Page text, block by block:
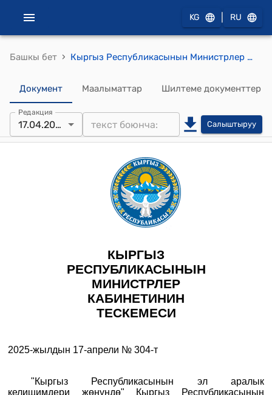
KG RU
Башкы бет › Кыргыз Республикасынын Министрлер Кабинетинин 2025-жылдын 17-апрелиндеги № 304-т (2018-жылдын 20-декабрында Нью-Йорк шаарында кабыл алынган Медиациянын натыйжа- сында жетишилген эл аралык тынчтык макулдашуулар жөнүндө Бириккен Улуттар Уюмунун конвенциясына Кыргыз Республикасынын Министрлер Кабинетинин корутундусун жактыруу тууралуу) тескемеси
Документ Маалыматтар Шилтеме документтер
Редакция
17.04.2025 Салыштыруу